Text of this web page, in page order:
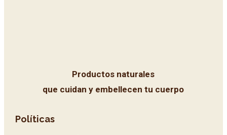
Productos naturales
que cuidan y embellecen tu cuerpo
Políticas